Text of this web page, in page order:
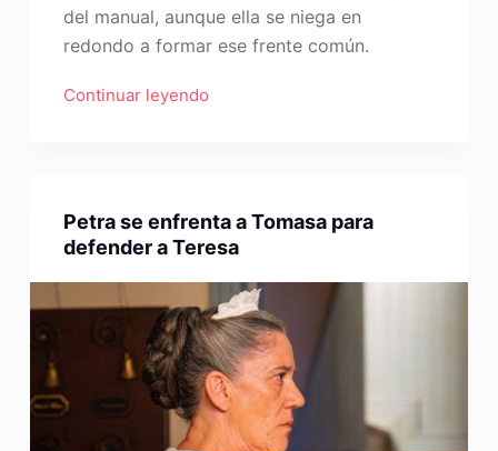
del manual, aunque ella se niega en
redondo a formar ese frente común.
Continuar leyendo
Petra se enfrenta a Tomasa para
defender a Teresa